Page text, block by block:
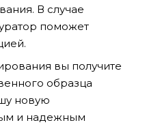
В случае
поможет
вы получите
образца
новую
и надежным